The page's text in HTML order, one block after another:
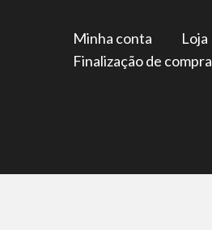
Minha conta Loja
Finalização de compra